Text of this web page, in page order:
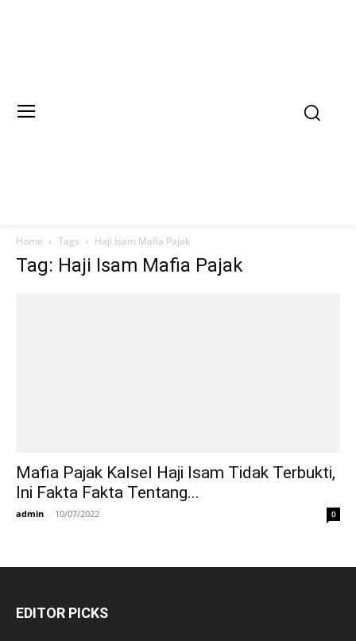
Home Tags Haji Isam Mafia Pajak
Tag: Haji Isam Mafia Pajak
Mafia Pajak Kalsel Haji Isam Tidak Terbukti,
Ini Fakta Fakta Tentang...
admin - 10/07/2022 0
EDITOR PICKS